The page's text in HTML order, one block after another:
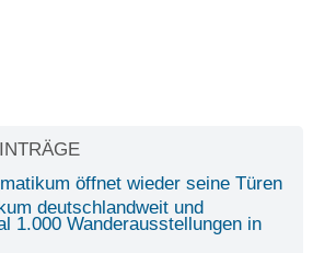
öffnet wieder seine Türen
deutschlandweit und
1.000 Wanderausstellungen in